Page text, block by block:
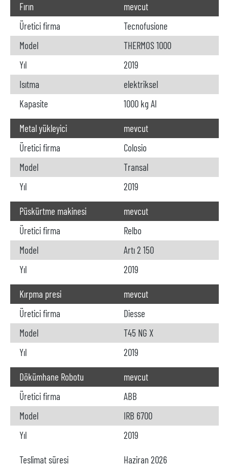
Fırın
mevcut
Üretici firma
Tecnofusione
Model
THERMOS 1000
Yıl
2019
Isıtma
elektriksel
Kapasite
1000 kg Al
Metal yükleyici
mevcut
Üretici firma
Colosio
Model
Transal
Yıl
2019
Püskürtme makinesi
mevcut
Üretici firma
Relbo
Model
Artı 2 150
Yıl
2019
Kırpma presi
mevcut
Üretici firma
Diesse
Model
T45 NG X
Yıl
2019
Dökümhane Robotu
mevcut
Üretici firma
ABB
Model
IRB 6700
Yıl
2019
Teslimat süresi
Haziran 2026